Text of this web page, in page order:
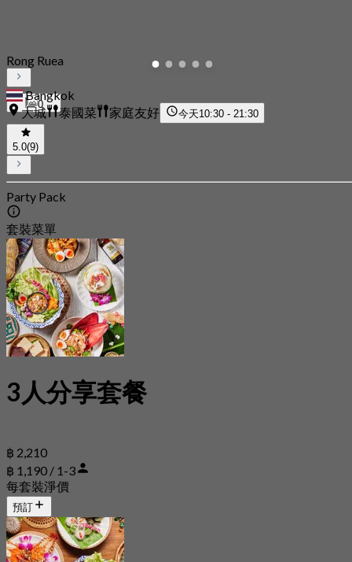
0
Rong Ruea
Bangkok
大城
泰國菜 家庭友好 今天10:30 - 21:30
5.0(9)
Party Pack
套裝菜單
3人分享套餐
฿ 2,210
฿ 1,190 / 1-3
每套裝淨價
預訂